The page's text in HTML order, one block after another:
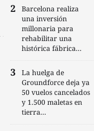
Barcelona realiza
una inversión
millonaria para
rehabilitar una
histórica fábrica...
La huelga de
Groundforce deja ya
50 vuelos cancelados
y 1.500 maletas en
tierra...